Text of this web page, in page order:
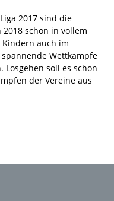
2017 sind die
schon in vollem
Kindern auch im
Wettkämpfe
soll es schon
der Vereine aus